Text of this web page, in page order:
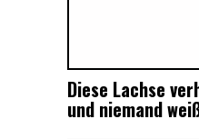
Diese Lachse
und niemand